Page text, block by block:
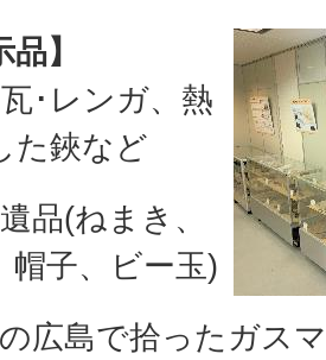
】
･レンガ、熱
た鋏など
品(ねまき、
帽子、ビー玉)
広島で拾ったガス